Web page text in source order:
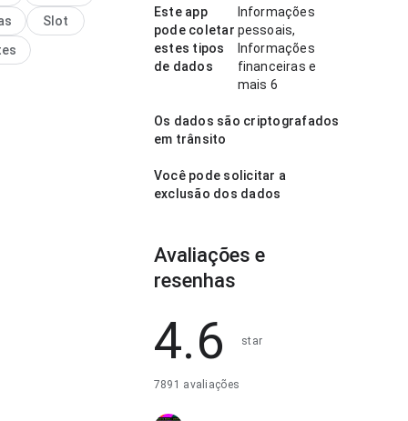
evita passos
A página deixa
limpa e segura.
Slot
Este app
pode coletar
estes tipos
de dados
Informações
pessoais,
Informações
financeiras e
mais 6
Os dados são criptografados
em trânsito
Você pode solicitar a
exclusão dos dados
Avaliações e
resenhas
4.6 star
7891 avaliações